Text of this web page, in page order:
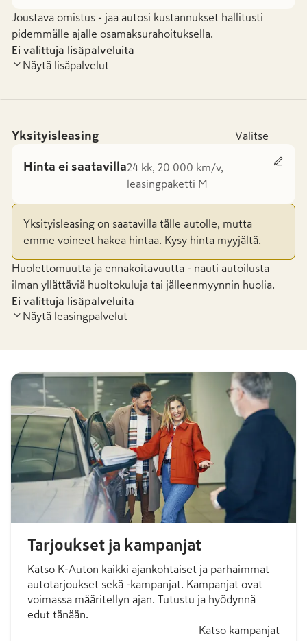
Joustava omistus - jaa autosi kustannukset hallitusti
pidemmälle ajalle osamaksurahoituksella.
Ei valittuja lisäpalveluita
Näytä lisäpalvelut
Yksityisleasing Valitse
Hinta ei saatavilla24 kk, 20 000 km/v,
leasingpaketti M
Yksityisleasing on saatavilla tälle autolle, mutta
emme voineet hakea hintaa. Kysy hinta myyjältä.
Huolettomuutta ja ennakoitavuutta - nauti autoilusta
ilman yllättäviä huoltokuluja tai jälleenmyynnin huolia.
Ei valittuja lisäpalveluita
Näytä leasingpalvelut
Tarjoukset ja kampanjat
Katso K-Auton kaikki ajankohtaiset ja parhaimmat
autotarjoukset sekä -kampanjat. Kampanjat ovat
voimassa määritellyn ajan. Tutustu ja hyödynnä
edut tänään.
Katso kampanjat